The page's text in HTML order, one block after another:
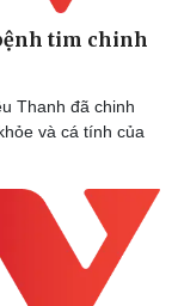
tim chinh
Thanh đã chinh
và cá tính của